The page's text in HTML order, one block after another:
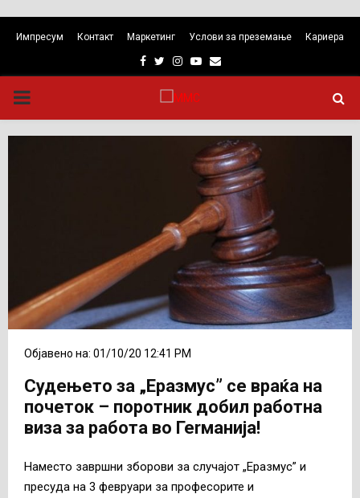
Импресум Контакт Маркетинг Услови за преземање Кариера
Facebook
TwitterInstagram
Youtube
Email
PRIMARY
MENU
Објавено на: 01/10/20 12:41 PM
Судењето за „Еразмус” се враќа на
почеток – поротник добил работна
виза за работа во Геrманија!
Наместо завршни зборови за случајот „Еразмус” и
пресуда на 3 февруари за професорите и